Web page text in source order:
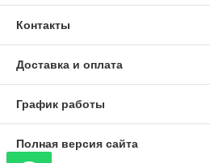
Контакты
Доставка и оплата
График работы
Полная версия сайта